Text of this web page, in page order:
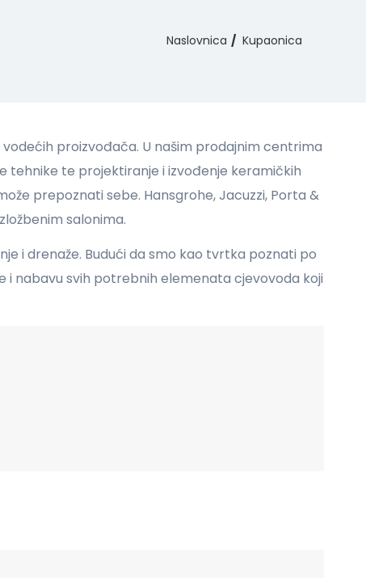
Naslovnica Kupaonica
proizvođača. U našim prodajnim centrima
tehnike te projektiranje i izvođenje keramičkih
prepoznati sebe. Hansgrohe, Jacuzzi, Porta &
salonima.
i drenaže. Budući da smo kao tvrtka poznati po
i nabavu svih potrebnih elemenata cjevovoda koji